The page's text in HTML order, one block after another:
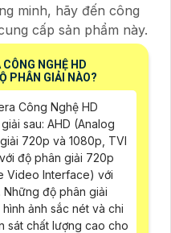
minh, hãy đến công
cấp sản phẩm này.
NGHỆ HD
PHÂN GIẢI NÀO?
Công Nghệ HD
sau: AHD (Analog
720p và 1080p, TVI
độ phân giải 720p
Video Interface) với
độ phân giải
ảnh sắc nét và chi
sát chất lượng cao cho